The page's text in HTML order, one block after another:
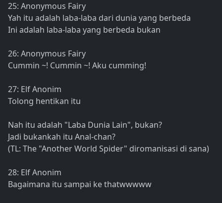
25: Anonymous Fairy
Yah itu adalah laba-laba dari dunia yang berbeda
Ini adalah laba-laba yang berbeda bukan
26: Anonymous Fairy
Cummin ~! Cummin ~! Aku cumming!
27: Elf Anonim
Tolong hentikan itu
Nah itu adalah "Laba Dunia Lain", bukan?
Jadi bukankah itu Anal-chan?
(TL: The "Another World Spider" diromanisasi di sana)
28: Elf Anonim
Bagaimana itu sampai ke thatwwwww